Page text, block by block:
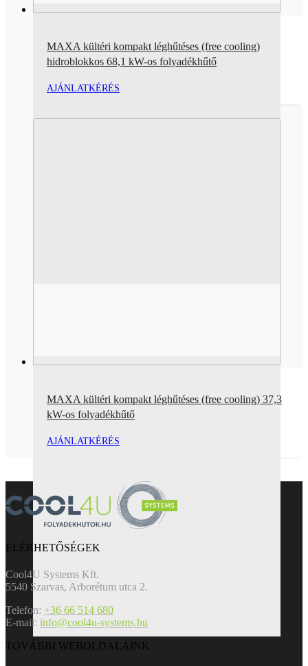
MAXA kültéri kompakt léghűtéses (free cooling)
hidroblokkos 68,1 kW-os folyadékhűtő
AJÁNLATKÉRÉS
MAXA kültéri kompakt léghűtéses (free cooling) 37,3
kW-os folyadékhűtő
AJÁNLATKÉRÉS
ELÉRHETŐSÉGEK
Cool4U Systems Kft.
5540 Szarvas, Arborétum utca 2.
Telefon: +36 66 514 680
E-mail: info@cool4u-systems.hu
TOVÁBBI WEBOLDALAINK